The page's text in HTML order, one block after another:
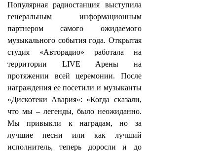
Популярная радиостанция выступила
генеральным информационным
партнером самого ожидаемого
музыкального события года. Открытая
студия «Авторадио» работала на
территории LIVE Арены на
протяжении всей церемонии. После
награждения ее посетили и музыканты
«Дискотеки Авария»: «Когда сказали,
что мы – легенды, было неожиданно.
Мы привыкли к наградам, но за
лучшие песни или как лучший
исполнитель, теперь доросли и до